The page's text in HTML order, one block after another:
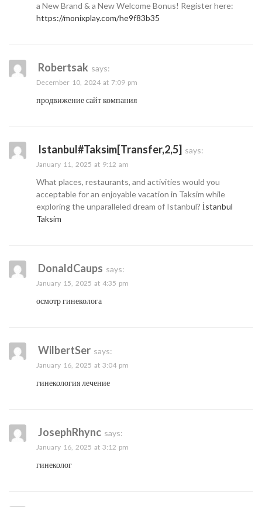
a New Brand & a New Welcome Bonus! Register here:
https://monixplay.com/he9f83b35
Robertsak says:
December 10, 2024 at 7:09 pm
продвижение сайт компания
Istanbul#taksim[transfer,2,5] says:
January 11, 2025 at 9:12 am
What places, restaurants, and activities would you
acceptable for an enjoyable vacation in Taksim while
exploring the unparalleled dream of Istanbul? İstanbul
Taksim
DonaldCaups says:
January 15, 2025 at 4:35 pm
осмотр гинеколога
WilbertSer says:
January 16, 2025 at 3:04 pm
гинекология лечение
JosephRhync says:
January 16, 2025 at 3:12 pm
гинеколог